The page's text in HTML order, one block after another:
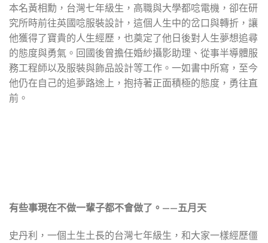
本名黃相勳，台灣七年級生，高職與大學都唸電機，卻在研
究所時前往英國唸服裝設計，這個人生中的岔口與轉折，讓
他獲得了寶貴的人生經歷，也奠定了他日後對人生夢想追尋
的態度與勇氣。回國後曾擔任婚紗攝影助理、從事半導體服
務工程師以及服裝與飾品設計等工作。一如書中所寫，至今
他仍在自己的追夢路途上，抱持著正面積極的態度，勇往直
前。
有些事現在不做一輩子都不會做了。 ——五月天
史丹利，一個土生土長的台灣七年級生，和大家一樣經歷僵